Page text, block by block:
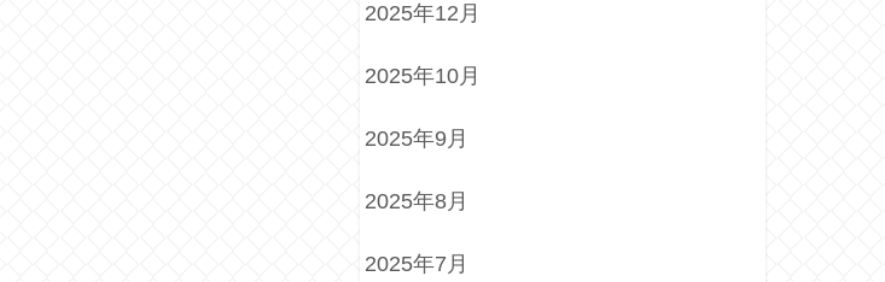
2025年12月
2025年10月
2025年9月
2025年8月
2025年7月